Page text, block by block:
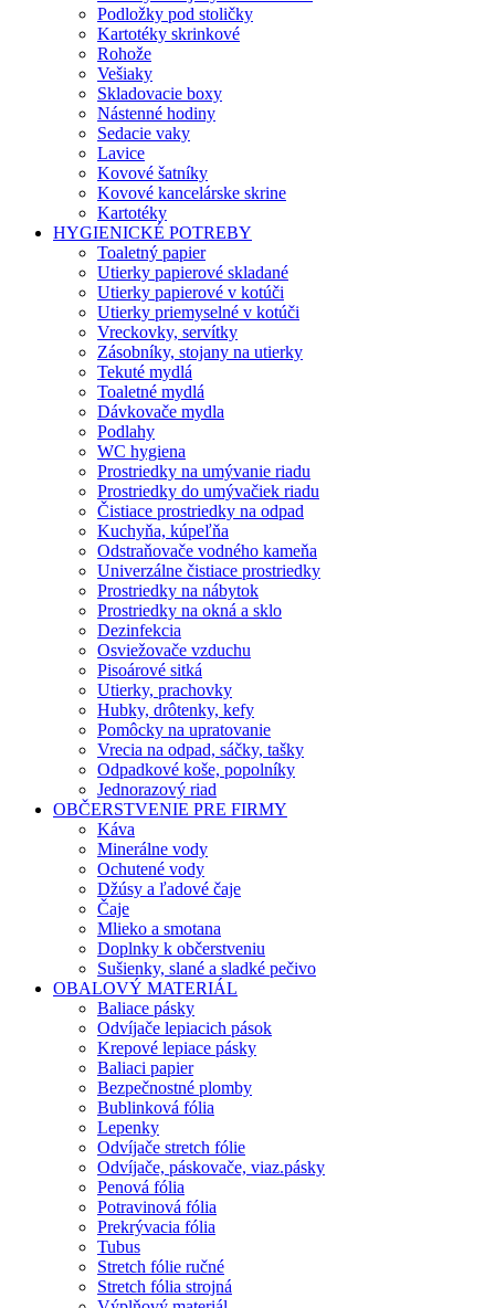
Podložky pod stoličky
Kartotéky skrinkové
Rohože
Vešiaky
Skladovacie boxy
Nástenné hodiny
Sedacie vaky
Lavice
Kovové šatníky
Kovové kancelárske skrine
Kartotéky
HYGIENICKÉ POTREBY
Toaletný papier
Utierky papierové skladané
Utierky papierové v kotúči
Utierky priemyselné v kotúči
Vreckovky, servítky
Zásobníky, stojany na utierky
Tekuté mydlá
Toaletné mydlá
Dávkovače mydla
Podlahy
WC hygiena
Prostriedky na umývanie riadu
Prostriedky do umývačiek riadu
Čistiace prostriedky na odpad
Kuchyňa, kúpeľňa
Odstraňovače vodného kameňa
Univerzálne čistiace prostriedky
Prostriedky na nábytok
Prostriedky na okná a sklo
Dezinfekcia
Osviežovače vzduchu
Pisoárové sitká
Utierky, prachovky
Hubky, drôtenky, kefy
Pomôcky na upratovanie
Vrecia na odpad, sáčky, tašky
Odpadkové koše, popolníky
Jednorazový riad
OBČERSTVENIE PRE FIRMY
Káva
Minerálne vody
Ochutené vody
Džúsy a ľadové čaje
Čaje
Mlieko a smotana
Doplnky k občerstveniu
Sušienky, slané a sladké pečivo
OBALOVÝ MATERIÁL
Baliace pásky
Odvíjače lepiacich pások
Krepové lepiace pásky
Baliaci papier
Bezpečnostné plomby
Bublinková fólia
Lepenky
Odvíjače stretch fólie
Odvíjače, páskovače, viaz.pásky
Penová fólia
Potravinová fólia
Prekrývacia fólia
Tubus
Stretch fólie ručné
Stretch fólia strojná